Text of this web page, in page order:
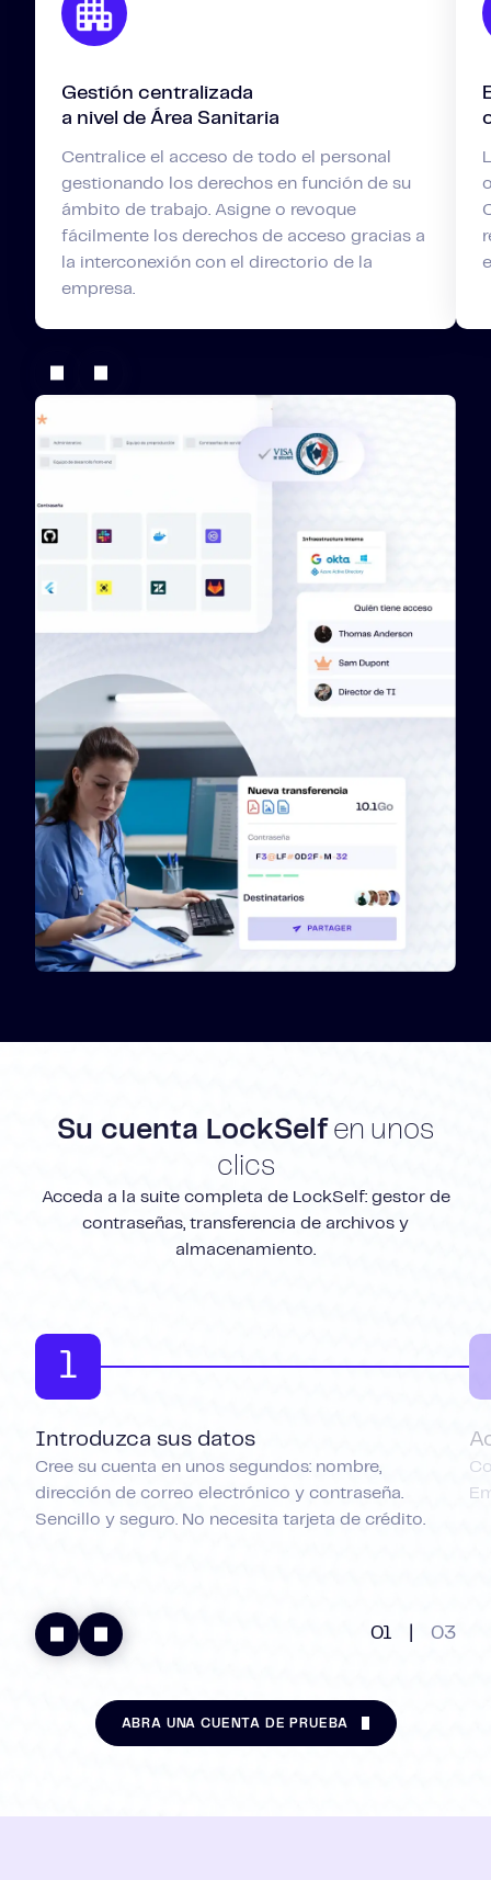
Gestión centralizada
a nivel de Área Sanitaria
Centralice el acceso de todo el personal
gestionando los derechos en función de su
ámbito de trabajo. Asigne o revoque
fácilmente los derechos de acceso gracias a
la interconexión con el directorio de la
empresa.
Su cuenta LockSelfen unos
clics
Acceda a la suite completa de LockSelf: gestor de
contraseñas, transferencia de archivos y
almacenamiento.
1
Introduzca sus datos
Cree su cuenta en unos segundos: nombre,
dirección de correo electrónico y contraseña.
Sencillo y seguro. No necesita tarjeta de crédito.
01 03
ABRA UNA CUENTA DE PRUEBA